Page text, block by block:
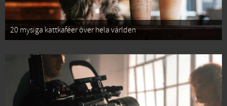
20 mysiga kattkaféer över hela världen